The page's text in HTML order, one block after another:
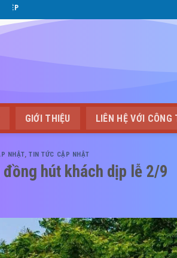
GIỚI THIỆU LIÊN HỆ VỚI CÔNG
NHẬT,TIN TỨC CẬP NHẬT
hút khách dịp lễ 2/9